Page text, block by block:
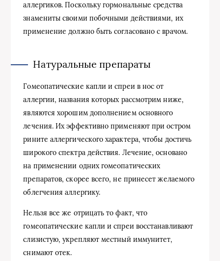
аллергиков. Поскольку гормональные средства
знамениты своими побочными действиями, их
применение должно быть согласовано с врачом.
Натуральные препараты
Гомеопатические капли и спреи в нос от
аллергии, названия которых рассмотрим ниже,
являются хорошим дополнением основного
лечения. Их эффективно применяют при остром
рините аллергического характера, чтобы достичь
широкого спектра действия. Лечение, основано
на применении одних гомеопатических
препаратов, скорее всего, не принесет желаемого
облегчения аллергику.
Нельзя все же отрицать то факт, что
гомеопатические капли и спреи восстанавливают
слизистую, укрепляют местный иммунитет,
снимают отек.